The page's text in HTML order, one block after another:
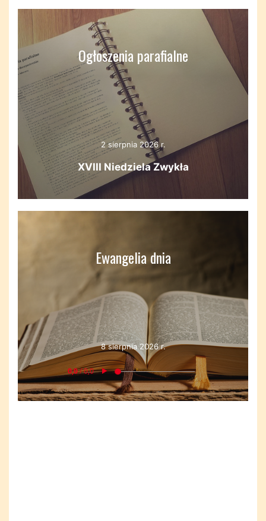
Ogłoszenia parafialne
2 sierpnia 2026 r.
XVIII Niedziela Zwykła
Ewangelia dnia
8 sierpnia 2026 r.